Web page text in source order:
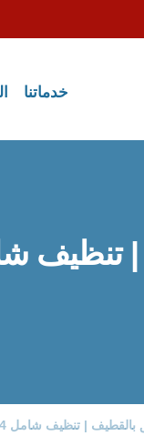
خدماتنا
تنظيف
| تنظيف شامل 0544287674